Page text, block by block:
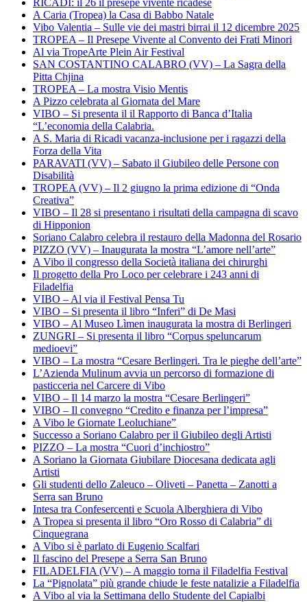
A Caria (Tropea) la Casa di Babbo Natale
Vibo Valentia – Sulle vie dei mastri birrai il 12 dicembre 2025
TROPEA – Il Presepe Vivente al Convento dei Frati Minori
Al via TropeArte Plein Air Festival
SAN COSTANTINO CALABRO (VV) – La Sagra della
Pitta Chjina
TROPEA – La mostra Visio Mentis
A Pizzo celebrata al Giornata del Mare
VIBO – Si presenta il il Rapporto di Banca d’Italia
“L’economia della Calabria.
A S. Maria di Ricadi vacanza-inclusione per i ragazzi della
Forza della Vita
PARAVATI (VV) – Sabato il Giubileo delle Persone con
Disabilità
TROPEA (VV) – Il 2 giugno la prima edizione di “Onda
Creativa”
VIBO – Il 28 si presentano i risultati della campagna di scavo
di Hipponion
Soriano Calabro celebra il restauro della Madonna del Rosario
PIZZO (VV) – Inaugurata la mostra “L’amore nell’arte”
A Vibo il congresso della Società italiana dei chirurghi
Il progetto della Pro Loco per celebrare i 243 anni di
Filadelfia
VIBO – Al via il Festival Pensa Tu
VIBO – Si presenta il libro “Inferi” di De Masi
VIBO – Al Museo Lìmen inaugurata la mostra di Berlingeri
ZUNGRI – Si presenta il libro “Corpus speluncarum
medioevi”
VIBO – La mostra “Cesare Berlingeri. Tra le pieghe dell’arte”
L’Azienda Mulinum avvia un percorso di formazione di
pasticceria nel Carcere di Vibo
VIBO – Il 14 marzo la mostra “Cesare Berlingeri”
VIBO – Il convegno “Credito e finanza per l’impresa”
A Vibo le Giornate Leoluchiane”
Successo a Soriano Calabro per il Giubileo degli Artisti
PIZZO – La mostra “Cuori d’inchiostro”
A Soriano la Giornata Giubilare Diocesana dedicata agli
Artisti
Gli studenti dello Zaleuco – Oliveti – Panetta – Zanotti a
Serra san Bruno
Intesa tra Confesercenti e Scuola Alberghiera di Vibo
A Tropea si presenta il libro “Oro Rosso di Calabria” di
Cinquegrana
A Vibo si è parlato di Eugenio Scalfari
Il fascino del Presepe a Serra San Bruno
FILADELFIA (VV) – A maggio torna il Filadelfia Festival
La “Pignolata” più grande chiude le feste natalizie a Filadelfia
A Vibo al via la Settimana dello Studente del Capialbi